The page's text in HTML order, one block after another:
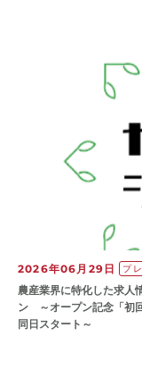
2026年06月29日 プ
農産業界に特化した求人
ン ～オープン記念「初
同日スタート～